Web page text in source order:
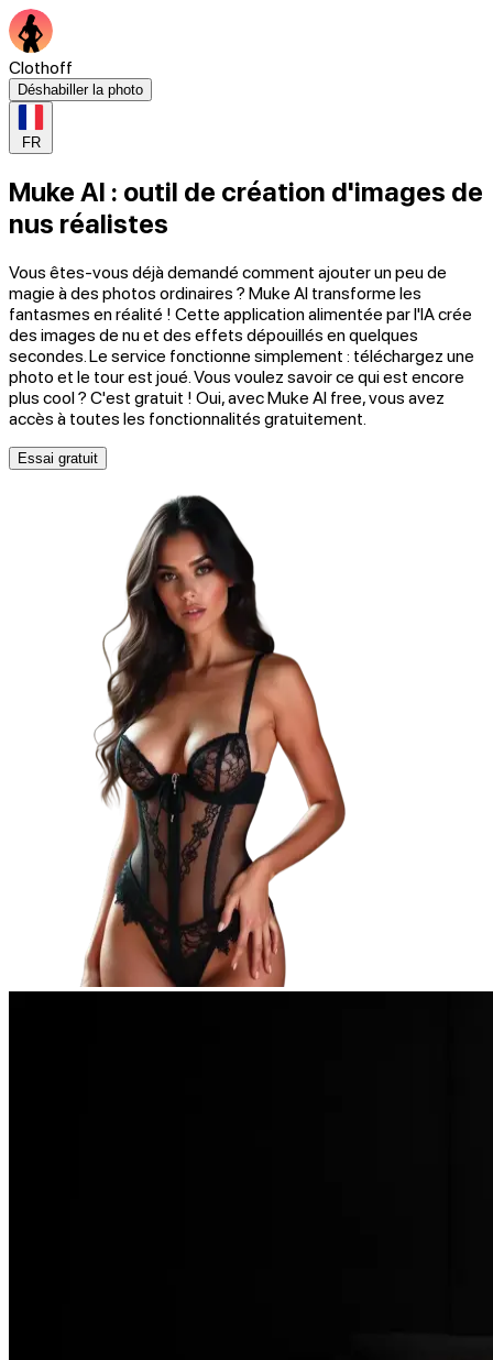
Clothoff
Déshabiller la photo
FR
Muke AI : outil de création d'images de
nus réalistes
Vous êtes-vous déjà demandé comment ajouter un peu de
magie à des photos ordinaires ? Muke AI transforme les
fantasmes en réalité ! Cette application alimentée par l'IA crée
des images de nu et des effets dépouillés en quelques
secondes. Le service fonctionne simplement : téléchargez une
photo et le tour est joué. Vous voulez savoir ce qui est encore
plus cool ? C'est gratuit ! Oui, avec Muke AI free, vous avez
accès à toutes les fonctionnalités gratuitement.
Essai gratuit